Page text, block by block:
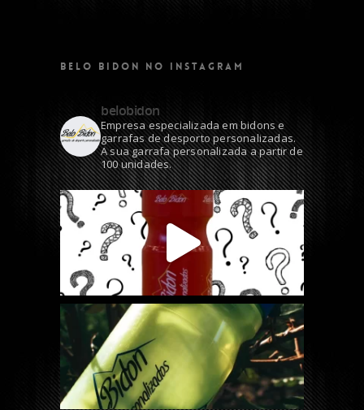
BELO BIDON NO INSTAGRAM
belobidon
Empresa especializada em bidons e
garrafas de desporto personalizadas.
A sua garrafa personalizada a partir de
100 unidades.